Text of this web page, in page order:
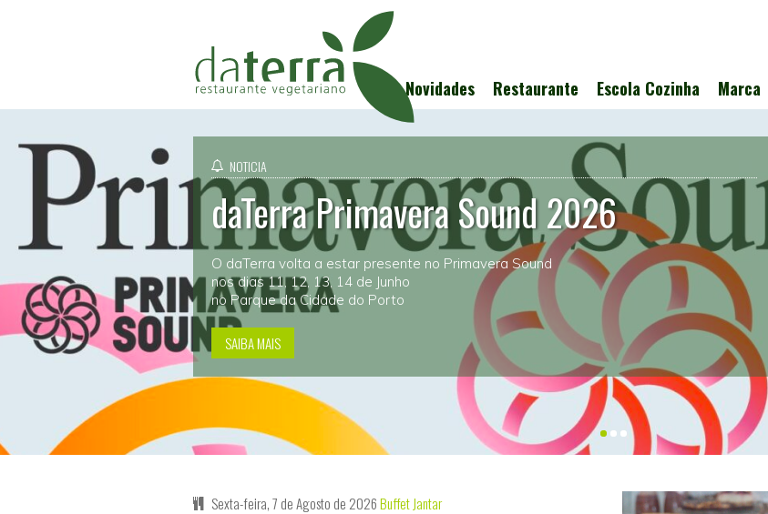
Novidades Restaurante Escola Cozinha Marca
NOTICIA
daTerra Primavera Sound 2026
O daTerra volta a estar presente no Primavera Sound
nos dias 11, 12, 13, 14 de Junho
no Parque da Cidade do Porto
SAIBA MAIS
Sexta-feira, 7 de Agosto de 2026Buffet Jantar